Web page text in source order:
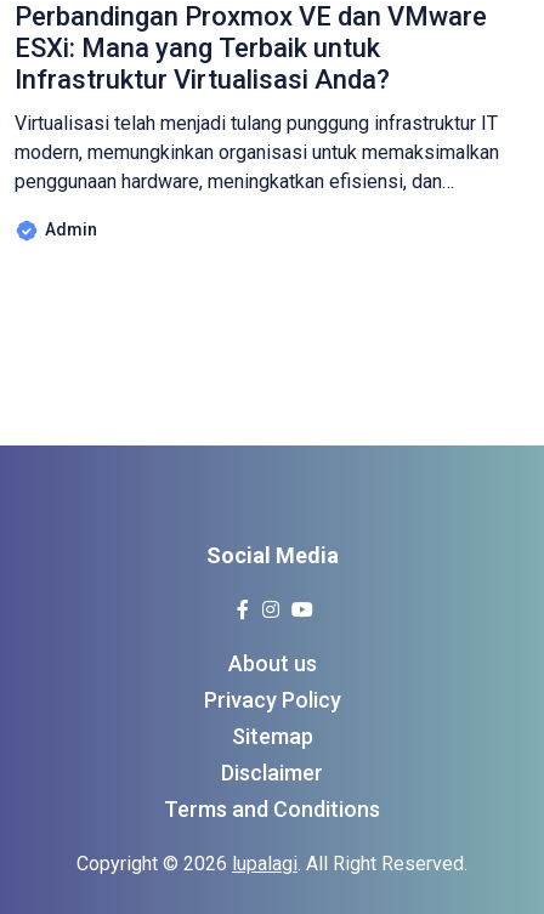
Perbandingan Proxmox VE dan VMware
ESXi: Mana yang Terbaik untuk
Infrastruktur Virtualisasi Anda?
Virtualisasi telah menjadi tulang punggung infrastruktur IT
modern, memungkinkan organisasi untuk memaksimalkan
penggunaan hardware, meningkatkan efisiensi, dan
nama besar yang sering dibandingkan adalah Proxmox VE
Admin
About us
Privacy Policy
Sitemap
Disclaimer
Terms and Conditions
Copyright © 2026 lupalagi. All Right Reserved.
Social Media